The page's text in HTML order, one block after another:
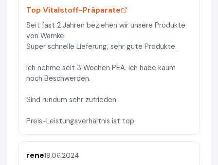
Top Vitalstoff-Präparate
Seit fast 2 Jahren beziehen wir unsere Produkte
von Warnke.
Super schnelle Lieferung, sehr gute Produkte.
Ich nehme seit 3 Wochen PEA. Ich habe kaum
noch Beschwerden.
Sind rundum sehr zufrieden.
Preis-Leistungsverhältnis ist top.
rene19.06.2024